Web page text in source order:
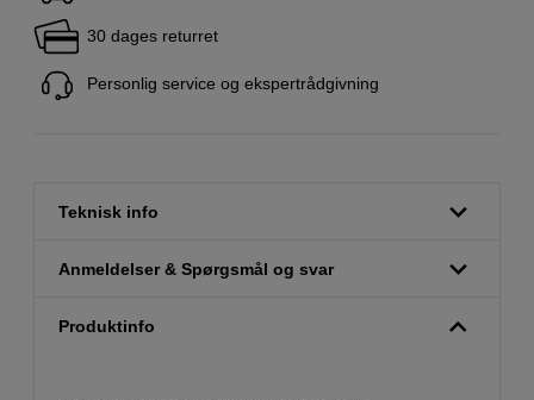
30 dages returret
Personlig service og ekspertrådgivning
Teknisk info
Anmeldelser & Spørgsmål og svar
Produktinfo